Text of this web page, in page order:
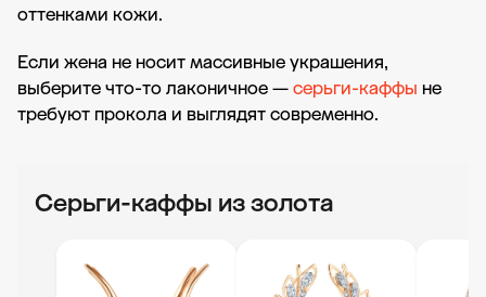
оттенками кожи.
Если жена не носит массивные украшения,
выберите что-то лаконичное — серьги-каффы не
требуют прокола и выглядят современно.
Серьги-каффы из золота